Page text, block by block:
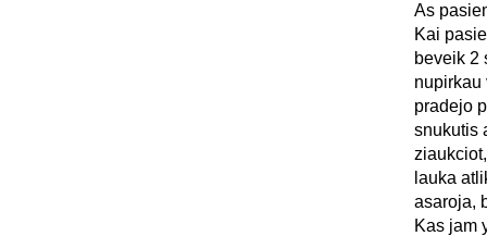
As
Kai
beveik 2
nupirkau
pradejo
snukutis
lauka
asaroja,
Kas jam